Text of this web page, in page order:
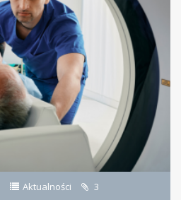
Aktualności 3